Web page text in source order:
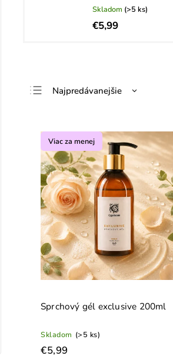
Skladom (>5 ks)
€5,99
Najpredávanejšie
Najdrahšie
Abecedne
Viac za menej
Sprchový gél exclusive 200ml
Skladom (>5 ks)
€5,99